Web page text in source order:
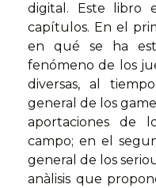
digital. Este libro
capítulos. En el
en qué se ha
fenómeno de los
diversas, al
general de los
aportaciones de
campo; en el
general de los
anàlisis que